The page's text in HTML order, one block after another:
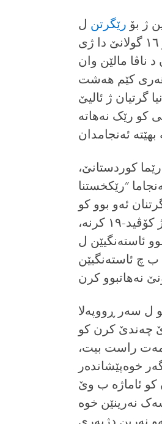
رێگرتن ل
پارکا کو وه‌که‌ جهێ نه‌رازیبوونێ هاتبوو ده‌ستنیشانکرن. د ۱٥ و ۱٦ گولانێ دا ژی
ناڤا مالێن وان‌
کێم هه‌شت
گرتیان ژ ئالیێ
کو رێک نەهاتە
كوردستانێ،
"رێکخستنا
ئه‌و بوو کو
خوه‌پێشانده‌ران سه‌رپێچی ل رێنماییێن تایبه‌ت ب خوه‌پاراستنا ژ کۆڤید-۱۹ کرنه‌،
ئاسته‌نگیێن ل
ب چ ئاسته‌نگیێن
ل سه‌ر ڕووپه‌لا
چەندێ کرن کو
راست بیت،
خوه‌پێشانده‌ر
کو ئاماژه‌ ب وێ
نه‌رینێن خوه‌